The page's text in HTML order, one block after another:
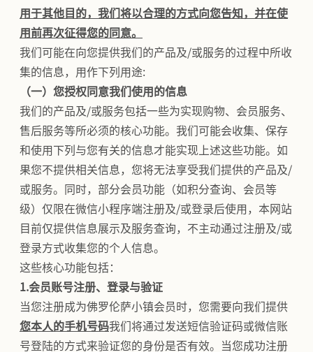
用于其他目的，我们将以合理的方式向您告知，并在使
用前再次征得您的同意。
我们可能在向您提供我们的产品及/或服务的过程中所收
集的信息，用作下列用途:
（一）您授权同意我们使用的信息
我们的产品及/或服务包括一些为实现购物、会员服务、
售后服务等所必须的核心功能。我们可能会收集、保存
和使用下列与您有关的信息才能实现上述这些功能。如
果您不提供相关信息，您将无法享受我们提供的产品及/
或服务。同时，部分会员功能（如积分查询、会员等
级）仅限在微信小程序端注册及/或登录后使用，本网站
目前仅提供信息展示及服务查询，不主动通过注册及/或
登录方式收集您的个人信息。
这些核心功能包括：
1.会员账号注册、登录与验证
当您注册成为佛罗伦萨小镇会员时，您需要向我们提供
您本人的手机号码我们将通过发送短信验证码或微信账
号登陆的方式来验证您的身份是否有效。当您成功注册